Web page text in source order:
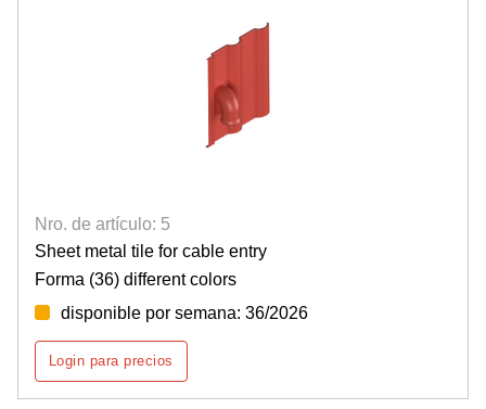
Nro. de artículo: 5
Sheet metal tile for cable entry
Forma (36) different colors
disponible por semana: 36/2026
Login para precios